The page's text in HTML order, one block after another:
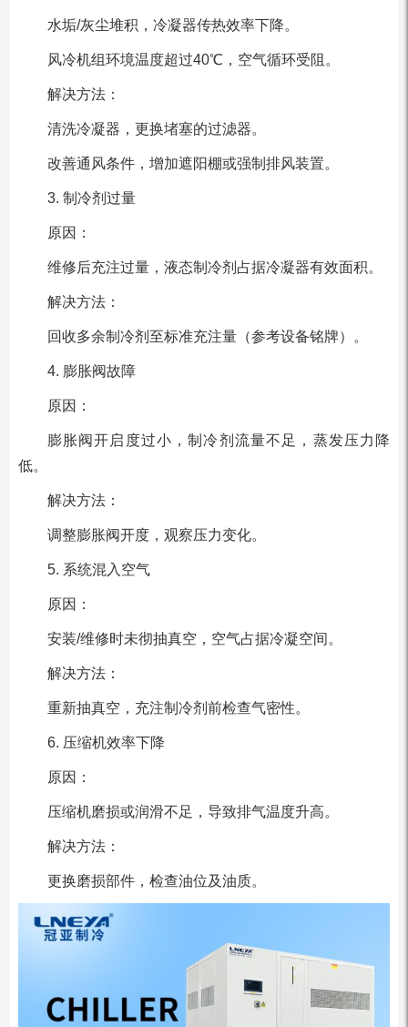
水垢/灰尘堆积，冷凝器传热效率下降。
风冷机组环境温度超过40℃，空气循环受阻。
解决方法：
清洗冷凝器，更换堵塞的过滤器。
改善通风条件，增加遮阳棚或强制排风装置。
3. 制冷剂过量
原因：
维修后充注过量，液态制冷剂占据冷凝器有效面积。
解决方法：
回收多余制冷剂至标准充注量（参考设备铭牌）。
4. 膨胀阀故障
原因：
膨胀阀开启度过小，制冷剂流量不足，蒸发压力降
低。
解决方法：
调整膨胀阀开度，观察压力变化。
5. 系统混入空气
原因：
安装/维修时未彻抽真空，空气占据冷凝空间。
解决方法：
重新抽真空，充注制冷剂前检查气密性。
6. 压缩机效率下降
原因：
压缩机磨损或润滑不足，导致排气温度升高。
解决方法：
更换磨损部件，检查油位及油质。